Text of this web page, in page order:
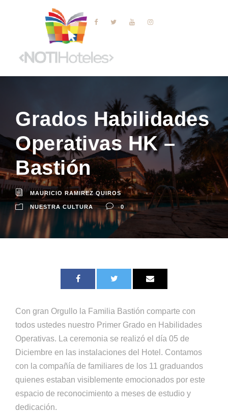
Grados Habilidades
Operativas HK –
Bastión
MAURICIO RAMIREZ QUIROS
NUESTRA CULTURA 0
Con gran Orgullo la Familia Bastión comparte con
todos ustedes nuestro Primer Grado en Habilidades
Operativas. La ceremonia se realizó el día 05 de
Diciembre en las instalaciones del Hotel. Contamos
con la compañía de familiares de los 11 graduandos
quienes estaban visiblemente emocionados por este
espacio de reconocimiento a meses de estudio y
dedicación.